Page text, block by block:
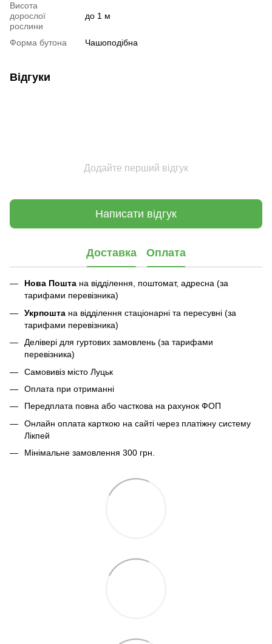
Висота
дорослої
рослини
до 1 м
Форма бутона Чашоподібна
Відгуки
Додайте перший відгук
Написати відгук
Доставка Оплата
Нова Пошта на відділення, поштомат, адресна (за
тарифами перевізника)
Укрпошта на відділення стаціонарні та пересувні (за
тарифами перевізника)
Делівері для гуртових замовлень (за тарифами
перевізника)
Самовивіз місто Луцьк
Оплата при отриманні
Передплата повна або часткова на рахунок ФОП
Онлайн оплата карткою на сайті через платіжну систему
Лікпей
Мінімальне замовлення 300 грн.